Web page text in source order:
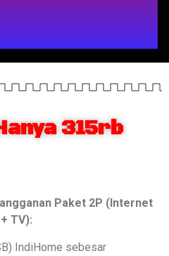
315rb
Paket 2P (Internet
TV):
IndiHome sebesar